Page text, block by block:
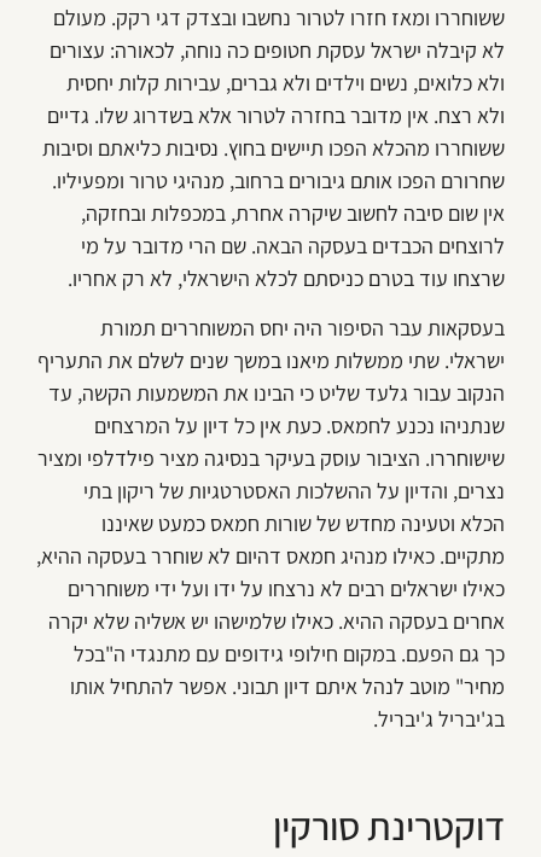
ששוחררו ומאז חזרו לטרור נחשבו ובצדק דגי רקק. מעולם
לא קיבלה ישראל עסקת חטופים כה נוחה, לכאורה: עצורים
ולא כלואים, נשים וילדים ולא גברים, עבירות קלות יחסית
ולא רצח. אין מדובר בחזרה לטרור אלא בשדרוג שלו. גדיים
ששוחררו מהכלא הפכו תיישים בחוץ. נסיבות כליאתם וסיבות
שחרורם הפכו אותם גיבורים ברחוב, מנהיגי טרור ומפעיליו.
אין שום סיבה לחשוב שיקרה אחרת, במכפלות ובחזקה,
לרוצחים הכבדים בעסקה הבאה. שם הרי מדובר על מי
שרצחו עוד בטרם כניסתם לכלא הישראלי, לא רק אחריו.
בעסקאות עבר הסיפור היה יחס המשוחררים תמורת
ישראלי. שתי ממשלות מיאנו במשך שנים לשלם את התעריף
הנקוב עבור גלעד שליט כי הבינו את המשמעות הקשה, עד
שנתניהו נכנע לחמאס. כעת אין כל דיון על המרצחים
שישוחררו. הציבור עוסק בעיקר בנסיגה מציר פילדלפי ומציר
נצרים, והדיון על ההשלכות האסטרטגיות של ריקון בתי
הכלא וטעינה מחדש של שורות חמאס כמעט שאיננו
מתקיים. כאילו מנהיג חמאס דהיום לא שוחרר בעסקה ההיא,
כאילו ישראלים רבים לא נרצחו על ידו ועל ידי משוחררים
אחרים בעסקה ההיא. כאילו שלמישהו יש אשליה שלא יקרה
כך גם הפעם. במקום חילופי גידופים עם מתנגדי ה"בכל
מחיר" מוטב לנהל איתם דיון תבוני. אפשר להתחיל אותו
בג'יבריל ג'יבריל.
דוקטרינת סורקין